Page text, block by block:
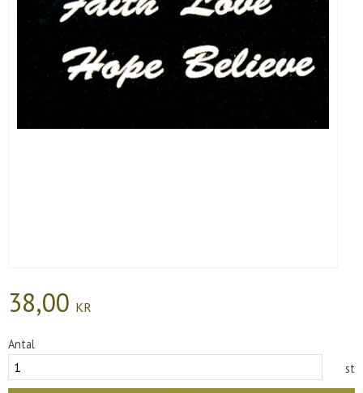
38,00 KR
Antal
st